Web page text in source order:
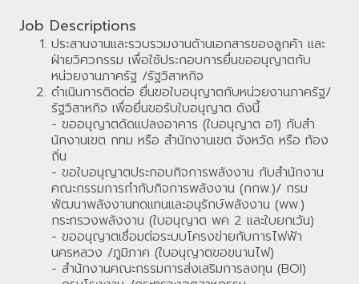
Job Descriptions
ประสานงานและรวบรวมงานด้านเอกสารของลูกค้า และ
ฝ่ายวิศวกรรม เพื่อใช้ประกอบการยื่นขออนุญาตกับ
หน่วยงานภาครัฐ /รัฐวิสาหกิจ
ดำเนินการติดต่อ ยื่นขอใบอนุญาตกับหน่วยงานภาครัฐ/
รัฐวิสาหกิจ เพื่อยื่นขอรับใบอนุญาต ดังนี้
- ขออนุญาตดัดแปลงอาคาร (ใบอนุญาต อ1) กับสํา
นักงานเขต กทม หรือ สำนักงานเขต จังหวัด หรือ ท้อง
ถิ่น
- ขอใบอนุญาตประกอบกิจการพลังงาน กับสำนักงาน
คณะกรรมการกำกับกิจการพลังงาน (กกพ.)/ กรม
พัฒนาพลังงานทดแทนและอนุรักษ์พลังงาน (พพ.)
กระทรวงพลังงาน (ใบอนุญาต พค 2 และใบยกเว้น)
- ขออนุญาตเชื่อมต่อระบบโครงข่ายกับการไฟฟ้า
นครหลวง /ภูมิภาค (ใบอนุญาตขอขนานไฟ)
- สำนักงานคณะกรรมการส่งเสริมการลงทุน (BOI)